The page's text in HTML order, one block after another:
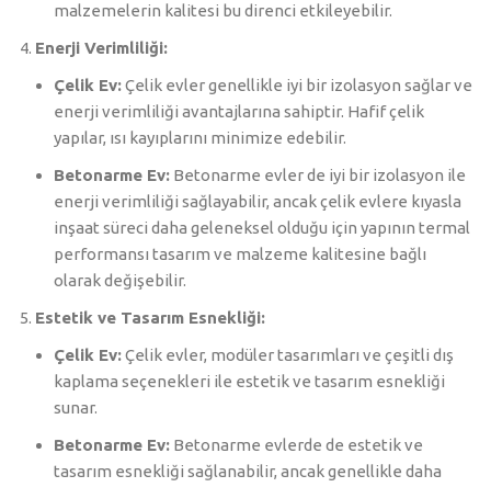
malzemelerin kalitesi bu direnci etkileyebilir.
Enerji Verimliliği:
Çelik Ev:Çelik evler genellikle iyi bir izolasyon sağlar ve
enerji verimliliği avantajlarına sahiptir. Hafif çelik
yapılar, ısı kayıplarını minimize edebilir.
Betonarme Ev: Betonarme evler de iyi bir izolasyon ile
enerji verimliliği sağlayabilir, ancak çelik evlere kıyasla
inşaat süreci daha geleneksel olduğu için yapının termal
performansı tasarım ve malzeme kalitesine bağlı
olarak değişebilir.
Estetik ve Tasarım Esnekliği:
Çelik Ev:Çelik evler, modüler tasarımları ve çeşitli dış
kaplama seçenekleri ile estetik ve tasarım esnekliği
sunar.
Betonarme Ev: Betonarme evlerde de estetik ve
tasarım esnekliği sağlanabilir, ancak genellikle daha